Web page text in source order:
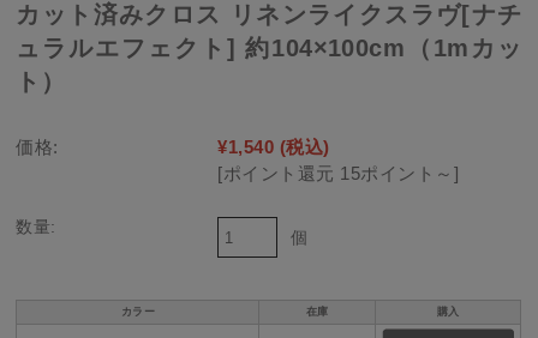
カット済みクロス リネンライクスラヴ[ナチ
ュラルエフェクト] 約104×100cm（1mカッ
ト）
価格: ¥1,540 (税込)
[ポイント還元 15ポイント～]
数量:
個
カラー 在庫 購入